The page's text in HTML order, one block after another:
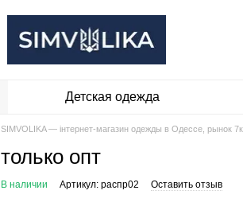
Детская одежда
SIMVOLIKA — інтернет-магазин одежды в Одессе, рынок
только опт
В наличии Артикул: распр02 Оставить отзыв